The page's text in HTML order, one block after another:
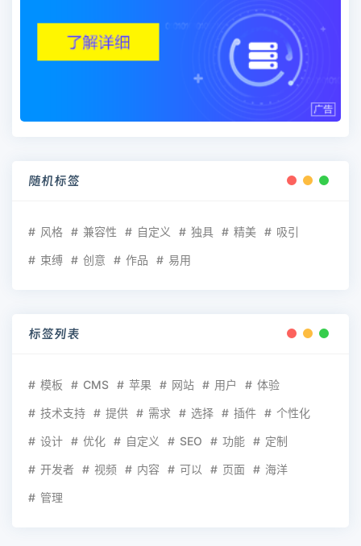
随机标签
风格 兼容性 自定义 独具 精美 吸引
束缚 创意 作品 易用
标签列表
模板 CMS 苹果 网站 用户 体验
技术支持 提供 需求 选择 插件 个性化
设计 优化 自定义 SEO 功能 定制
开发者 视频 内容 可以 页面 海洋
管理